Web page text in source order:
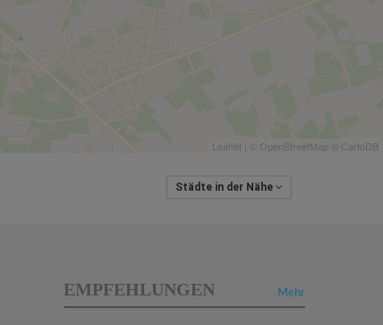
Leaflet | © OpenStreetMap © CartoDB
Städte in der Nähe
Mehr
EMPFEHLUNGEN